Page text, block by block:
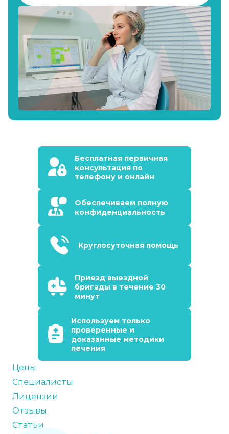
Бесплатная первичная
консультация по
телефону и онлайн
Обеспечиваем полную
конфиденциальность
Круглосуточная помощь
Приезд выездной
бригады в течение 30
минут
Используем только
проверенные и
доказанные методики
лечения
Цены
Специалисты
Лицензии
Отзывы
Статьи